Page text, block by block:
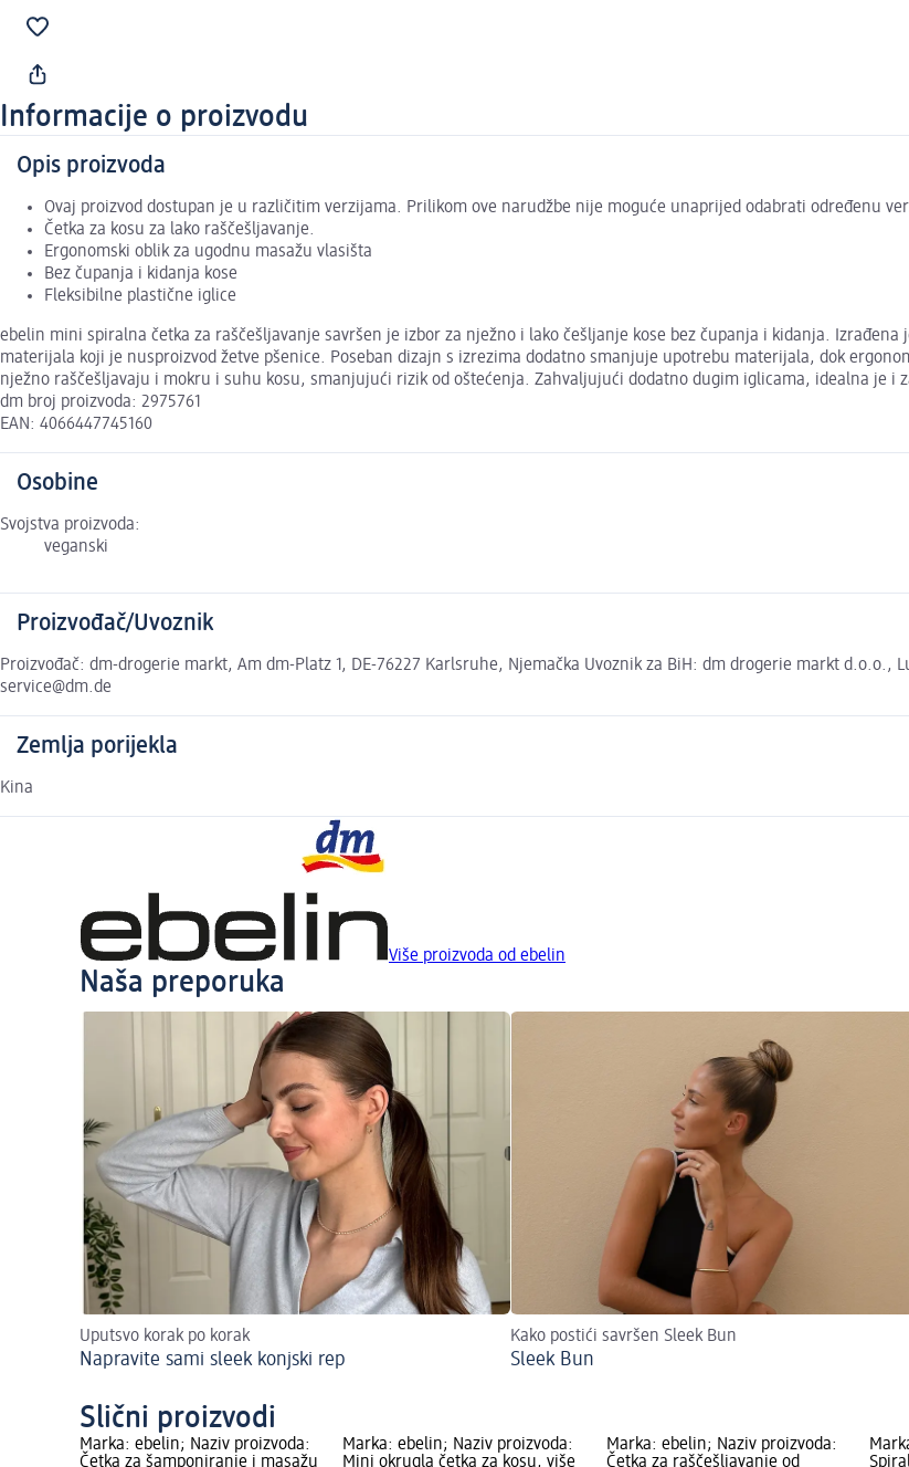
Informacije o proizvodu
Opis proizvoda
Ovaj proizvod dostupan je u različitim verzijama. Prilikom ove narudžbe nije moguće unaprijed odabrati određenu
Četka za kosu za lako raščešljavanje.
Ergonomski oblik za ugodnu masažu vlasišta
Bez čupanja i kidanja kose
Fleksibilne plastične iglice
ebelin mini spiralna četka za raščešljavanje savršen je izbor za nježno i lako češljanje kose bez čupanja i kidanja.
materijala koji je nusproizvod žetve pšenice. Poseban dizajn s izrezima dodatno smanjuje upotrebu materijala, dok
nježno raščešljavaju i mokru i suhu kosu, smanjujući rizik od oštećenja. Zahvaljujući dodatno dugim iglicama, idealna je i
dm broj proizvoda: 2975761
EAN: 4066447745160
Osobine
Svojstva proizvoda:
veganski
Proizvođač/Uvoznik
Proizvođač: dm-drogerie markt, Am dm-Platz 1, DE-76227 Karlsruhe, Njemačka Uvoznik za BiH: dm drogerie markt d.o.o.,
service@dm.de
Zemlja porijekla
Kina
Više proizvoda od ebelin
Naša preporuka
Uputsvo korak po korak
Napravite sami sleek konjski rep
Kako postići savršen Sleek Bun
Sleek Bun
Slični proizvodi
Marka: ebelin; Naziv proizvoda:
Četka za šamponiranje i masažu
Marka: ebelin; Naziv proizvoda:
Mini okrugla četka za kosu, više
Marka: ebelin; Naziv proizvoda:
Četka za raščešljavanje od